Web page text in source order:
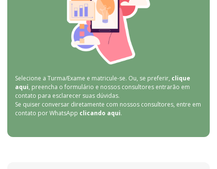
Selecione a Turma/Exame e matricule-se. Ou, se preferir, clique
aqui, preencha o formulário e nossos consultores entrarão em
contato para esclarecer suas dúvidas.
Se quiser conversar diretamente com nossos consultores, entre em
contato por WhatsApp clicando aqui.